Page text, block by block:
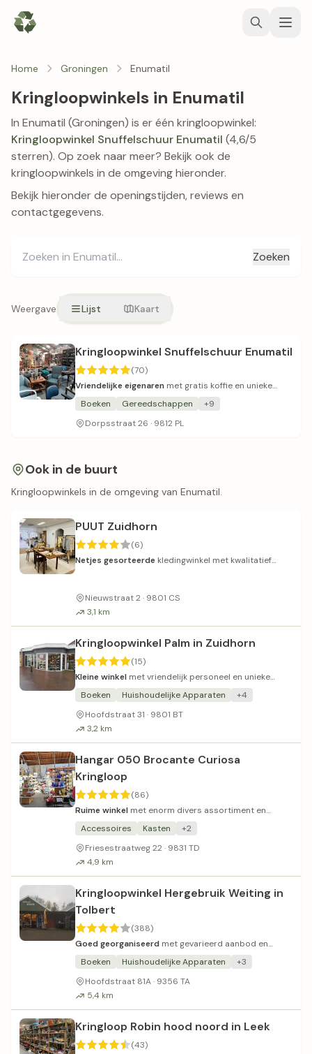
Home Groningen Enumatil
Kringloopwinkels in Enumatil
In Enumatil (Groningen) is er één kringloopwinkel:
Kringloopwinkel Snuffelschuur Enumatil (4,6/5
sterren). Op zoek naar meer? Bekijk ook de
kringloopwinkels in de omgeving hieronder.
Bekijk hieronder de openingstijden, reviews en
contactgegevens.
Zoeken
Weergave Lijst Kaart
Kringloopwinkel Snuffelschuur Enumatil
(70)
Vriendelijke eigenaren met gratis koffie en unieke
vondsten.
Boeken Gereedschappen
+9
Dorpsstraat 26 · 9812 PL
Ook in de buurt
Kringloopwinkels in de omgeving van Enumatil.
PUUT Zuidhorn
(6)
Netjes gesorteerde kledingwinkel met kwalitatief
Nieuwstraat 2 · 9801 CS
3,1 km
Kringloopwinkel Palm in Zuidhorn
(15)
Kleine winkel met vriendelijk personeel en unieke
vintage vondsten.
Boeken Huishoudelijke Apparaten
+4
Hoofdstraat 31 · 9801 BT
3,2 km
Hangar 050 Brocante Curiosa
Kringloop
(86)
Ruime winkel met enorm divers assortiment en
vriendelijke prijzen.
Accessoires Kasten
+2
Friesestraatweg 22 · 9831 TD
4,9 km
Kringloopwinkel Hergebruik Weiting in
Tolbert
(388)
Goed georganiseerd met gevarieerd aanbod en
vriendelijk personeel.
Boeken Huishoudelijke Apparaten
+3
Hoofdstraat 81A · 9356 TA
5,4 km
Kringloop Robin hood noord in Leek
(43)